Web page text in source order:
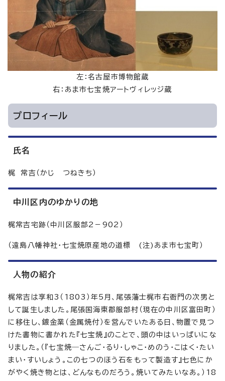
左：名古屋市博物館蔵
右：あま市七宝焼アートヴィレッジ蔵
プロフィール
氏名
梶 常吉（かじ つねきち）
中川区内のゆかりの地
梶常吉宅跡（中川区服部2－902）
（遠島八幡神社・七宝焼原産地の道標 (注)あま市七宝町）
人物の紹介
梶常吉は享和3（1803）年5月、尾張藩士梶市右衙門の次男と
して誕生しました。尾張国海東郡服部村（現在の中川区富田町）
に移住し、鍍金業（金属焼付）を営んでいたある日、物置で見つ
けた書物に書かれた『七宝焼』のことで、頭の中はいっぱいにな
りました。（『七宝焼―さんご・るり・しゃこ・めのう・こはく・たい
まい・すいしょう。この七つのほう石をもって製造す』七色にか
がやく焼き物とは、どんなものだろう。焼いてみたいなあ。）18